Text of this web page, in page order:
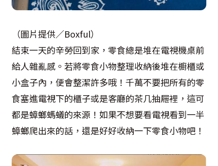
（圖片提供／Boxful）
結束一天的辛勞回到家，零食總是堆在電視機桌前
給人雜亂感。若將零食小物整理收納後堆在櫥櫃或
小盒子內，便會整潔許多哦！千萬不要把所有的零
食塞進電視下的櫃子或是客廳的茶几抽屜裡，這可
都是蟑螂螞蟻的來源！如果不想要看電視看到一半
蟑螂爬出來的話，還是好好收納一下零食小物吧！